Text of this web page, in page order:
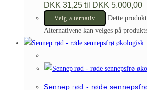
DKK 31,25 til DKK 5.000,00
Velg alternativ
Dette
Alternativene kan velges på
Sennep rød - røde